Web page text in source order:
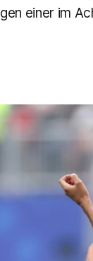
einer im